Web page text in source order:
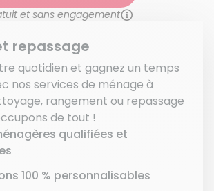
et sans engagement
repassage
quotidien et gagnez un temps
nos services de ménage à
rangement ou repassage
de tout !
qualifiées et
100 % personnalisables